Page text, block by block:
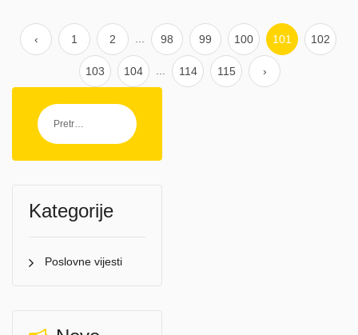
‹ 1 2 98 99 100 101 102
103 104 114 115 ›
Kategorije
Poslovne vijesti